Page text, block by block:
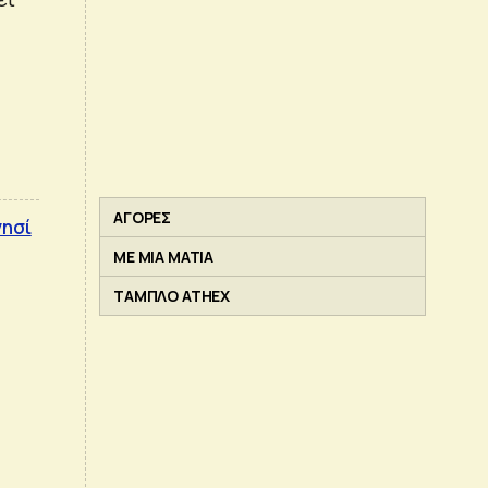
ΑΓΟΡΕΣ
ΜΕ ΜΙΑ ΜΑΤΙΑ
ΤΑΜΠΛΟ ATHEX